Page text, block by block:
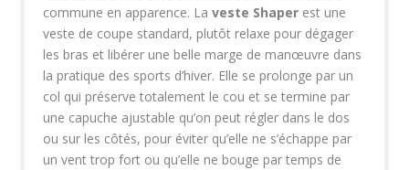
commune en apparence. Laveste Shaper est une
veste de coupe standard, plutôt relaxe pour dégager
les bras et libérer une belle marge de manœuvre dans
la pratique des sports d’hiver. Elle se prolonge par un
col qui préserve totalement le cou et se termine par
une capuche ajustable qu’on peut régler dans le dos
ou sur les côtés, pour éviter qu’elle ne s’échappe par
un vent trop fort ou qu’elle ne bouge par temps de